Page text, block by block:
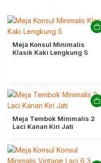
Meja Konsul Minimalis
Klasik Kaki Lengkung S
Meja Tembok Minimalis 2
Laci Kanan Kiri Jati